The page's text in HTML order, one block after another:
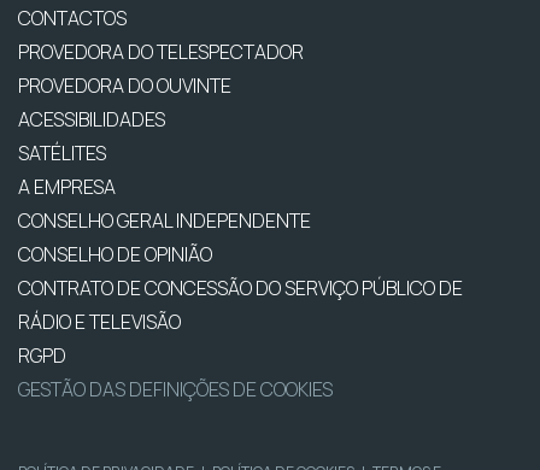
CONTACTOS
PROVEDORA DO TELESPECTADOR
PROVEDORA DO OUVINTE
ACESSIBILIDADES
SATÉLITES
A EMPRESA
CONSELHO GERAL INDEPENDENTE
CONSELHO DE OPINIÃO
CONTRATO DE CONCESSÃO DO SERVIÇO PÚBLICO DE
RÁDIO E TELEVISÃO
RGPD
GESTÃO DAS DEFINIÇÕES DE COOKIES